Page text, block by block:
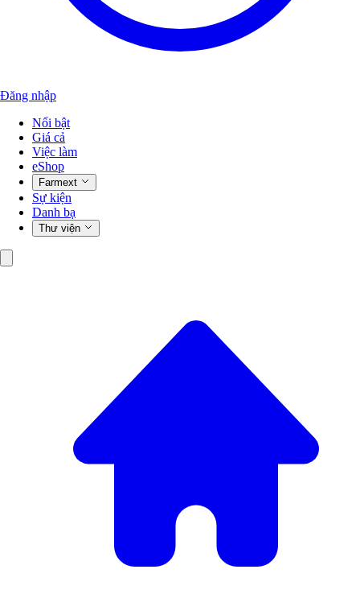
Đăng nhập
Nổi bật
Giá cả
Việc làm
eShop
Farmext
Sự kiện
Danh bạ
Thư viện